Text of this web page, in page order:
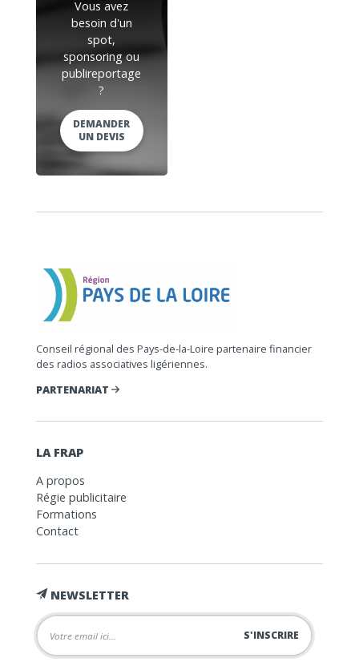
Vous avez
besoin d'un
spot,
sponsoring ou
publireportage
?
DEMANDER
UN DEVIS
Conseil régional des Pays-de-la-Loire partenaire financier
des radios associatives ligériennes.
PARTENARIAT
LA FRAP
A propos
Régie publicitaire
Formations
Contact
NEWSLETTER